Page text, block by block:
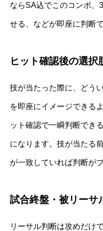
ならSA込でこのコンボ、
せる、などが即座に判断
ヒット確認後の選択
技が当たった際に、どう
を即座にイメージできる
ット確認で一瞬判断でき
になります。技が当たる
が一致していれば判断が
試合終盤・被リーサ
リーサル判断は攻めだけ